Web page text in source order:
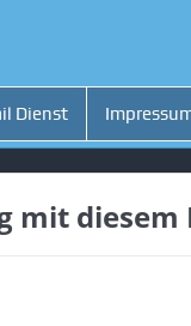
Dienst
mit